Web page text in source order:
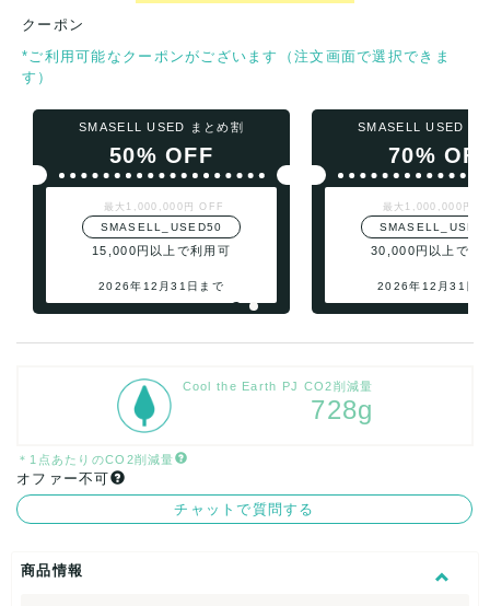
クーポン
*ご利用可能なクーポンがございます（注文画面で選択できま
す）
SMASELL USED まとめ割
50% OFF
最大1,000,000円 OFF
SMASELL_USED50
15,000円以上で利用可
2026年12月31日まで
SMASELL USED ま
70%
最大1,000,000円
30,000円以上で利
2026年12月31日
Cool the Earth PJ CO2削減量
728g
＊1点あたりのCO2削減量
オファー不可
チャットで質問する
商品情報